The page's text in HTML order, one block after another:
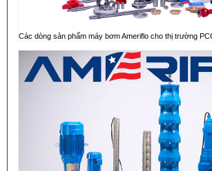
Các dòng sản phẩm máy bơm Ameriflo cho thị trường